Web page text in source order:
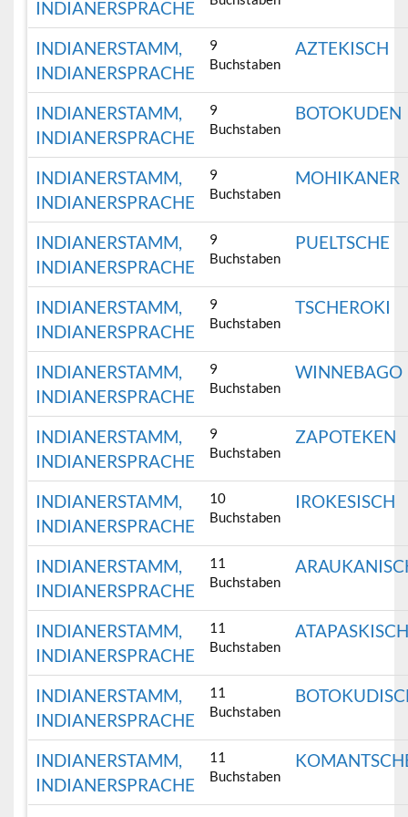
INDIANERSPRACHE
INDIANERSTAMM,
INDIANERSPRACHE
9
Buchstaben
AZTEKISCH
INDIANERSTAMM,
INDIANERSPRACHE
9
Buchstaben
BOTOKUDEN
INDIANERSTAMM,
INDIANERSPRACHE
9
Buchstaben
MOHIKANER
INDIANERSTAMM,
INDIANERSPRACHE
9
Buchstaben
PUELTSCHE
INDIANERSTAMM,
INDIANERSPRACHE
9
Buchstaben
TSCHEROKI
INDIANERSTAMM,
INDIANERSPRACHE
9
Buchstaben
WINNEBAGO
INDIANERSTAMM,
INDIANERSPRACHE
9
Buchstaben
ZAPOTEKEN
INDIANERSTAMM,
INDIANERSPRACHE
10
Buchstaben
IROKESISCH
INDIANERSTAMM,
INDIANERSPRACHE
11
Buchstaben
INDIANERSTAMM,
INDIANERSPRACHE
11
Buchstaben
INDIANERSTAMM,
INDIANERSPRACHE
11
Buchstaben
INDIANERSTAMM,
INDIANERSPRACHE
11
Buchstaben